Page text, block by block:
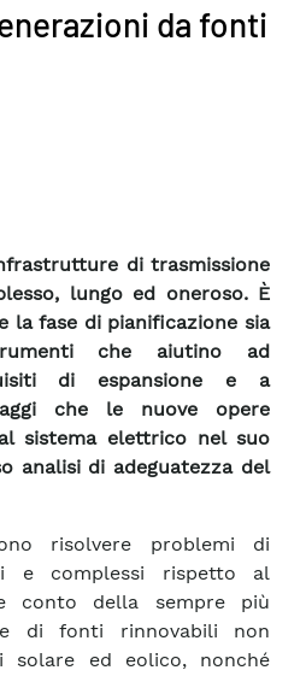
da fonti
di trasmissione
lungo ed oneroso. È
la fase di pianificazione sia
che aiutino ad
di espansione e a
che le nuove opere
sistema elettrico nel suo
analisi di adeguatezza del
risolvere problemi di
e complessi rispetto al
conto della sempre più
di fonti rinnovabili non
solare ed eolico, nonché